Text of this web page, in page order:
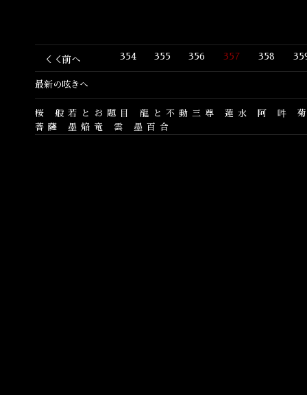
＜＜前へ 354 355 356 357 358
最新の呟きへ
桜 般若とお題目 龍と不動三尊 蓮水 阿 吽
菩薩
墨焔竜 雲 墨百合